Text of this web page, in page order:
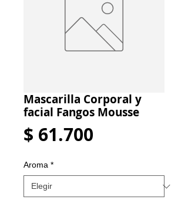
Mascarilla Corporal y
facial Fangos Mousse
$ 61.700
Aroma *